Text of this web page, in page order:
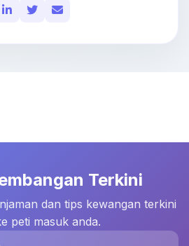
Terkini
dan tips kewangan terkini
peti masuk anda.